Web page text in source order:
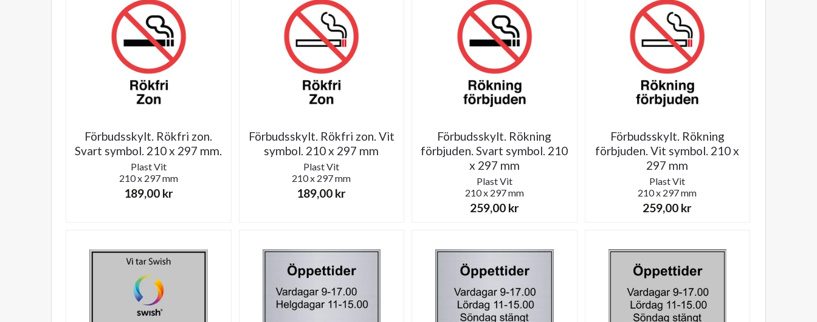
Förbudsskylt. Rökfri zon.
Svart symbol. 210 x 297 mm.
PlastVit
210 x 297 mm
189,00 kr
Förbudsskylt. Rökfri zon. Vit
symbol. 210 x 297 mm
PlastVit
210 x 297 mm
189,00 kr
Förbudsskylt. Rökning
förbjuden. Svart symbol. 210
x 297 mm
PlastVit
210 x 297 mm
259,00 kr
Förbudsskylt. Rökning
förbjuden. Vit symbol. 210 x
297 mm
PlastVit
210 x 297 mm
259,00 kr